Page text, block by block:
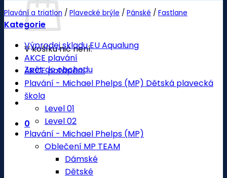
V košíku nic není.
Zpět do obchodu
0
Plavání a triatlon / Plavecké brýle / Pánské / Fastlane
Kategorie
Výprodej skladu EU Aqualung
AKCE plavání
AKCE potápění
Plavání - Michael Phelps (MP) Dětská plavecká
škola
Level 01
Level 02
Plavání - Michael Phelps (MP)
Oblečení MP TEAM
Dámské
Dětské